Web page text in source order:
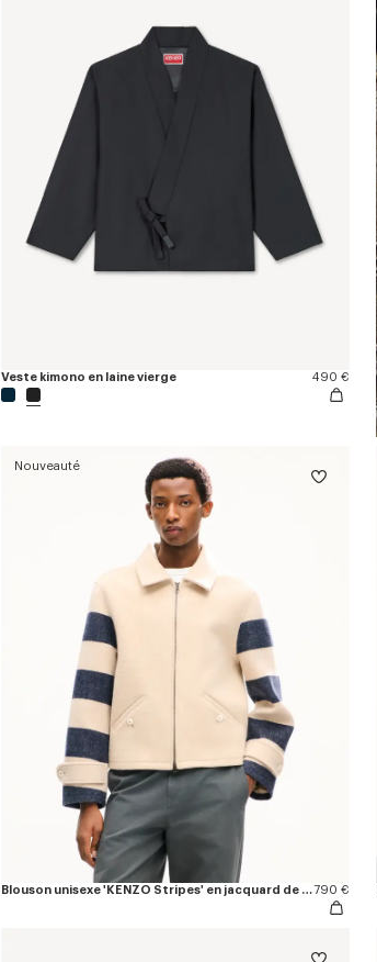
Veste kimono en laine vierge 490 €
Nouveauté
Blouson unisexe 'KENZO Stripes' en jacquard de laine et polyamide790 €